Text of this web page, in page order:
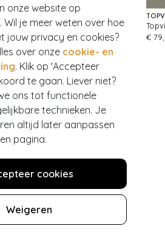
onze website op
Wil je meer weten over hoe
jouw privacy en cookies?
over onze cookie- en
. Klik op 'Accepteer
te gaan. Liever niet?
ons tot functionele
technieken. Je
altijd later aanpassen
pagina.
cookies
Weigeren
Topvintage Exclusive ~ Betty Floral pencil jurk in geel
€ 79,95
€